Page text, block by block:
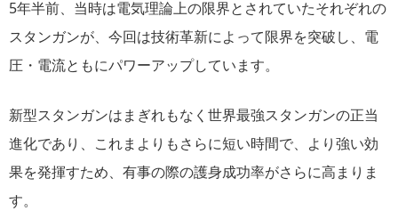
5年半前、当時は電気理論上の限界とされていたそれぞれの
スタンガンが、今回は技術革新によって限界を突破し、電
圧・電流ともにパワーアップしています。
新型スタンガンはまぎれもなく世界最強スタンガンの正当
進化であり、これまよりもさらに短い時間で、より強い効
果を発揮すため、有事の際の護身成功率がさらに高まりま
す。